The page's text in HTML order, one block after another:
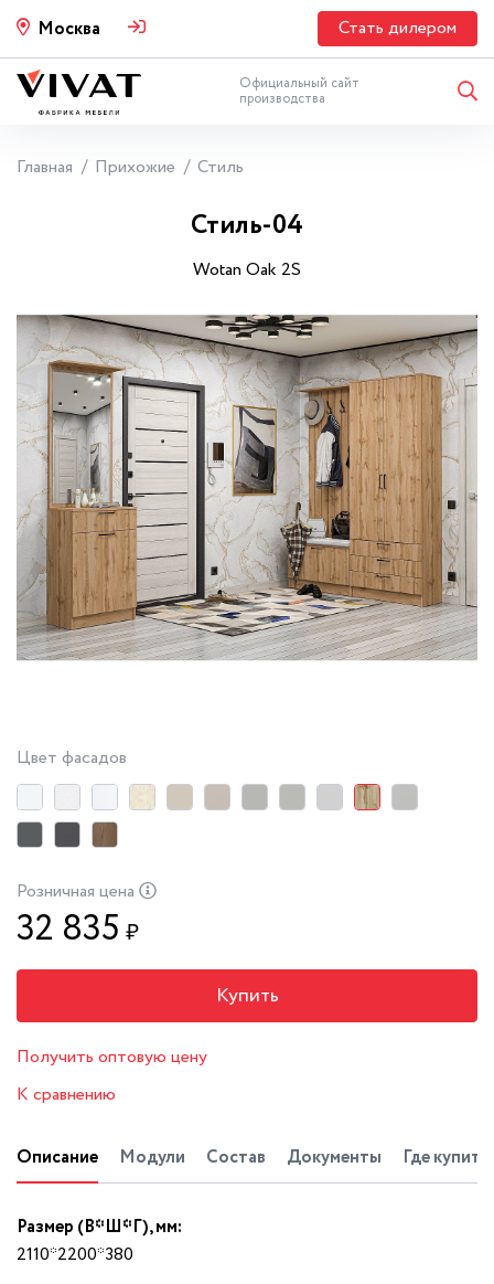
Москва Стать дилером
Официальный сайт
производства
Главная Прихожие Стиль
Стиль-04
Wotan Oak 2S
Цвет фасадов
Розничная цена
32 835 ₽
Купить
Получить оптовую цену
К сравнению
Описание Модули Состав Документы Где
Размер (В*Ш*Г), мм:
2110*2200*380